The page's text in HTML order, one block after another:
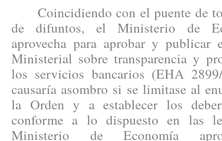
Coincidiendo con el puente de
de difuntos, el Ministerio de
aprovecha para aprobar y
Ministerial sobre transparencia y
los servicios bancarios (EHA
causaría asombro si se limitase al
la Orden y a establecer los
conforme a lo dispuesto en las
Ministerio de Economía